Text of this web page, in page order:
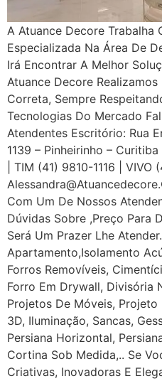
A Atuance Decore Trabalha
Especializada Na Área De
Irá Encontrar A Melhor
Atuance Decore
Correta, Sempre
Tecnologias Do Mercado
Atendentes Escritório: Rua
1139 – Pinheirinho –
| TIM (41) 9810-1116 |
Com Um De Nossos
Dúvidas Sobre ,Preço Para
Será Um Prazer Lhe
Apartamento,Isolamento
Forros Removíveis,
Forro Em Drywall, Divisória
Projetos De Móveis,
3D, Iluminação, Sancas,
Persiana Horizontal,
Cortina Sob Medida,.. Se
Criativas, Inovadoras E